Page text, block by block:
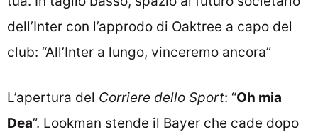
dell’Inter con l’approdo di Oaktree a capo del
club: “All’Inter a lungo, vinceremo ancora”
L’apertura del Corriere dello Sport: “Oh mia
Dea”. Lookman stende il Bayer che cade dopo